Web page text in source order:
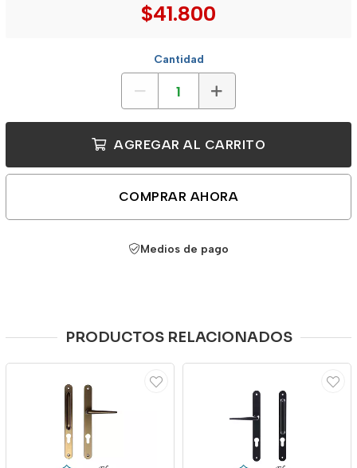
$41.800
Cantidad
AGREGAR AL CARRITO
COMPRAR AHORA
Medios de pago
PRODUCTOS RELACIONADOS